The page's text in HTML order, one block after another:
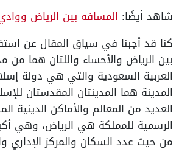
شاهد أيضًا: المسافه بين الرياض
كنا قد أجبنا في سياق المقال عن
بين الرياض والأحساء واللتان هما من
العربية السعودية والتي هي دولة
المدينة هما المدينتان المقدستان
العديد من المعالم والأماكن الدينية
الرسمية للمملكة هي الرياض، وهي
من حيث عدد السكان والمركز الإداري